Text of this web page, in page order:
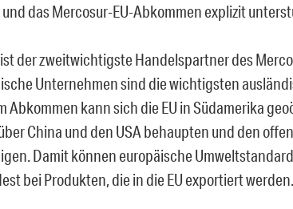
das Mercosur-EU-Abkommen explizit
ist der zweitwichtigste Handelspartner des
Unternehmen sind die wichtigsten
Abkommen kann sich die EU in Südamerika
China und den USA behaupten und den
Damit können europäische
bei Produkten, die in die EU exportiert werden.